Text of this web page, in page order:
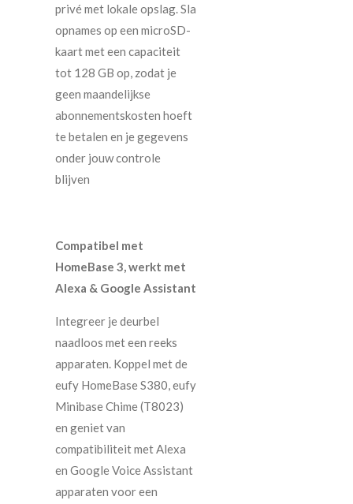
privé met lokale opslag. Sla
opnames op een microSD-
kaart met een capaciteit
tot 128 GB op, zodat je
geen maandelijkse
abonnementskosten hoeft
te betalen en je gegevens
onder jouw controle
blijven
Compatibel met
HomeBase 3, werkt met
Alexa & Google Assistant
Integreer je deurbel
naadloos met een reeks
apparaten. Koppel met de
eufy HomeBase S380, eufy
Minibase Chime (T8023)
en geniet van
compatibiliteit met Alexa
en Google Voice Assistant
apparaten voor een